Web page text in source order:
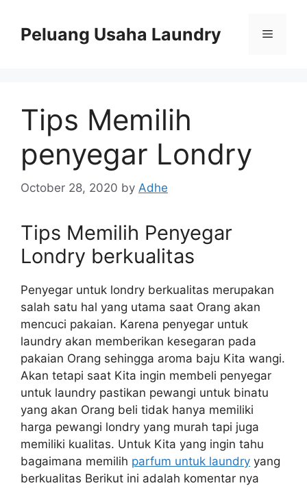
contentPeluang Usaha Laundry Menu
Tips Memilih
penyegar Londry
October 28, 2020 by Adhe
Tips Memilih Penyegar
Londry berkualitas
Penyegar untuk londry berkualitas merupakan
salah satu hal yang utama saat Orang akan
mencuci pakaian. Karena penyegar untuk
laundry akan memberikan kesegaran pada
pakaian Orang sehingga aroma baju Kita wangi.
Akan tetapi saat Kita ingin membeli penyegar
untuk laundry pastikan pewangi untuk binatu
yang akan Orang beli tidak hanya memiliki
harga pewangi londry yang murah tapi juga
memiliki kualitas. Untuk Kita yang ingin tahu
bagaimana memilih parfum untuk laundry yang
berkualitas Berikut ini adalah komentar nya